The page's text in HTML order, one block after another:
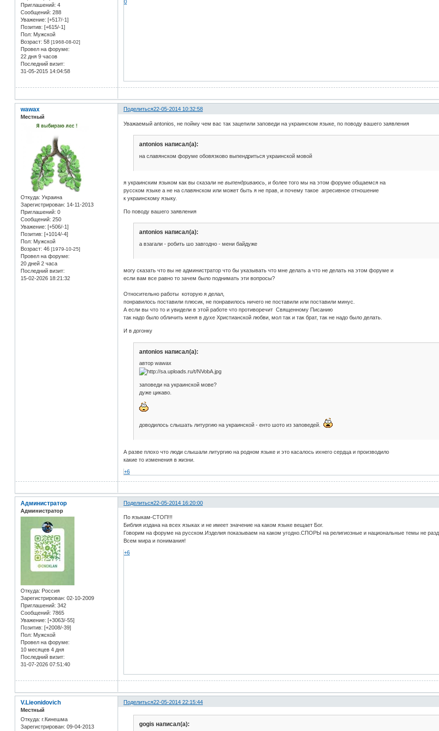
Приглашений: 4
Сообщений: 288
Уважение: [+517/-1]
Позитив: [+615/-1]
Пол: Мужской
Возраст: 58 [1968-08-02]
Провел на форуме:
22 дня 9 часов
Последний визит:
31-05-2015 14:04:58
0
Поделиться22-05-2014 10:32:58
wawax
Местный
Откуда: Украина
Зарегистрирован: 14-11-2013
Приглашений: 0
Сообщений: 250
Уважение: [+506/-1]
Позитив: [+1014/-4]
Пол: Мужской
Возраст: 46 [1979-10-25]
Провел на форуме:
20 дней 2 часа
Последний визит:
15-02-2026 18:21:32
Уважаемый antonios, не пойму чем вас так зацепили заповеди на украинском языке, по поводу вашего заявления
antonios написал(а):
на славянском форуме обовязково выпендриться украинской мовой
я украинским языком как вы сказали невыпендриваюсь , и более того мы на этом форуме общаемся на
русском языке а не на славянском или может быть я не прав, и почему такое агресивное отношение
к украинскому языку.
По поводу вашего заявления
antonios написал(а):
а взагали - робить шо завгодно - мени байдуже
могу сказать что вы не администратор что бы указывать что мне делать а что не делать на этом форуме и
если вам все равно то зачем было поднимать эти вопросы?
Относительно работы которую я делал,
понравилось поставили плюсик, не понравилось ничего не поставили или поставили минус.
А если вы что то и увидели в этой работе что противоречит Священному Писанию
так надо было обличить меня в духе Христианской любви, мол так и так брат, так не надо было делать.
И в догонку
antonios написал(а):
автор wawax
заповеди на украинской мове?
дуже цикаво.
доводилось слышать литургию на украинской - енто шото из заповедей.
А разве плохо что люди слышали литургию на родном языке и это касалось ихнего сердца и производило
какие то изменения в жизни.
+6
Поделиться22-05-2014 16:20:00
Администратор
Администратор
Откуда: Россия
Зарегистрирован: 02-10-2009
Приглашений: 342
Сообщений: 7865
Уважение: [+3063/-55]
Позитив: [+2008/-39]
Пол: Мужской
Провел на форуме:
10 месяцев 4 дня
Последний визит:
31-07-2026 07:51:40
По языкам-СТОП!!!
Библия издана на всех языках и не имеет значение на каком языке вещает Бог.
Говорим на форуме на русском.Изделия показываем на каком угодно.СПОРЫ на религиозные и национальные темы не
Всем мира и понимания!
+6
Поделиться22-05-2014 22:15:44
V.Lieonidovich
Местный
Откуда: г.Кинешма
Зарегистрирован: 09-04-2013 gogis написал(а):